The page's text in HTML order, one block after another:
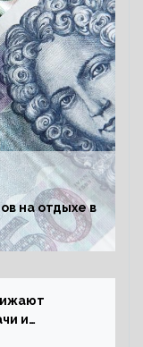
на отдыхе в
и